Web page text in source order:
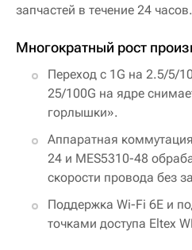
запчастей в течение 24 часов.
Многократный рост
Переход с 1G на 2.5/5/
25/100G на ядре
горлышки».
Аппаратная
24 и MES5310-48
скорости провода без
Поддержка Wi-Fi 6E и
точками доступа Eltex